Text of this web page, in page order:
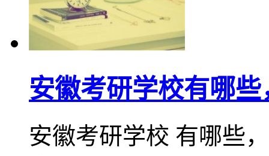
安徽考研学校有哪
安徽考研学校 有哪些